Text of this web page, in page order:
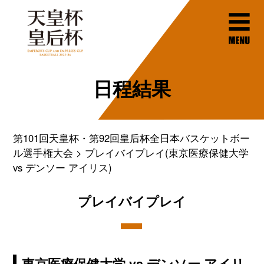
日程結果
第101回天皇杯・第92回皇后杯全日本バスケットボー
ル選手権大会
プレイバイプレイ(東京医療保健大学
vs デンソー アイリス)
プレイバイプレイ